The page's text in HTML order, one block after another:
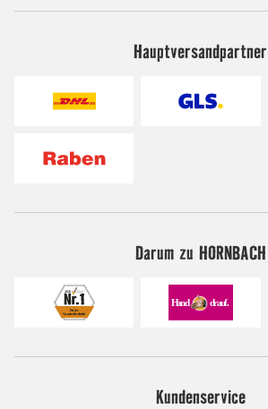
Hauptversandpartner
Darum zu HORNBACH
Kundenservice